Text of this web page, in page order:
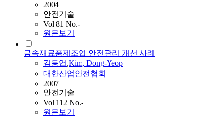
2004
안전기술
Vol.81 No.-
원문보기
금속재료품제조업 안전관리 개선 사례
김동엽,Kim, Dong-Yeop
대한산업안전협회
2007
안전기술
Vol.112 No.-
원문보기